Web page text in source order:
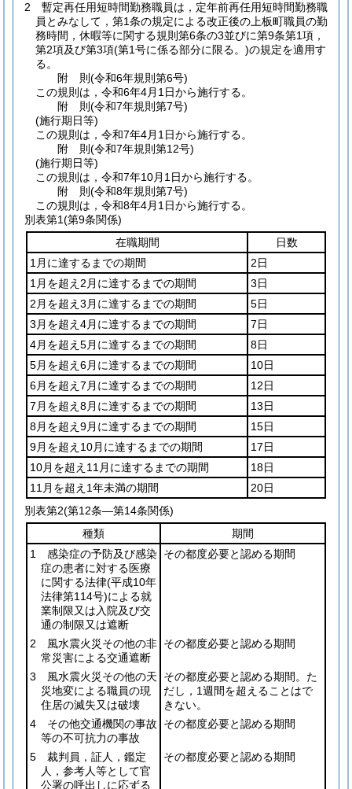
2
暫定再任用短時間勤務職員は，定年前再任用短時間勤務職
員とみなして，第1条の規定による改正後の上板町職員の勤
務時間，休暇等に関する規則第6条の3並びに第9条第1項，
第2項及び第3項(第1号に係る部分に限る。)の規定を適用す
る。
附 則(令和6年規則第6号)
この規則は，令和6年4月1日から施行する。
附 則(令和7年規則第7号)
(施行期日等)
この規則は，令和7年4月1日から施行する。
附 則(令和7年規則第12号)
(施行期日等)
この規則は，令和7年10月1日から施行する。
附 則(令和8年規則第7号)
この規則は，令和8年4月1日から施行する。
別表第1(第9条関係)
在職期間
日数
1月に達するまでの期間
2日
1月を超え2月に達するまでの期間
3日
2月を超え3月に達するまでの期間
5日
3月を超え4月に達するまでの期間
7日
4月を超え5月に達するまでの期間
8日
5月を超え6月に達するまでの期間
10日
6月を超え7月に達するまでの期間
12日
7月を超え8月に達するまでの期間
13日
8月を超え9月に達するまでの期間
15日
9月を超え10月に達するまでの期間
17日
10月を超え11月に達するまでの期間
18日
11月を超え1年未満の期間
20日
別表第2(第12条―第14条関係)
種類
期間
1 感染症の予防及び感染
症の患者に対する医療
に関する法律(平成10年
法律第114号)による就
業制限又は入院及び交
通の制限又は遮断
その都度必要と認める期間
2 風水震火災その他の非
常災害による交通遮断
その都度必要と認める期間
3 風水震火災その他の天
災地変による職員の現
住居の滅失又は破壊
その都度必要と認める期間。た
だし，1週間を超えることはで
きない。
4 その他交通機関の事故
等の不可抗力の事故
その都度必要と認める期間
5 裁判員，証人，鑑定
人，参考人等として官
公署の呼出しに応ずる
その都度必要と認める期間